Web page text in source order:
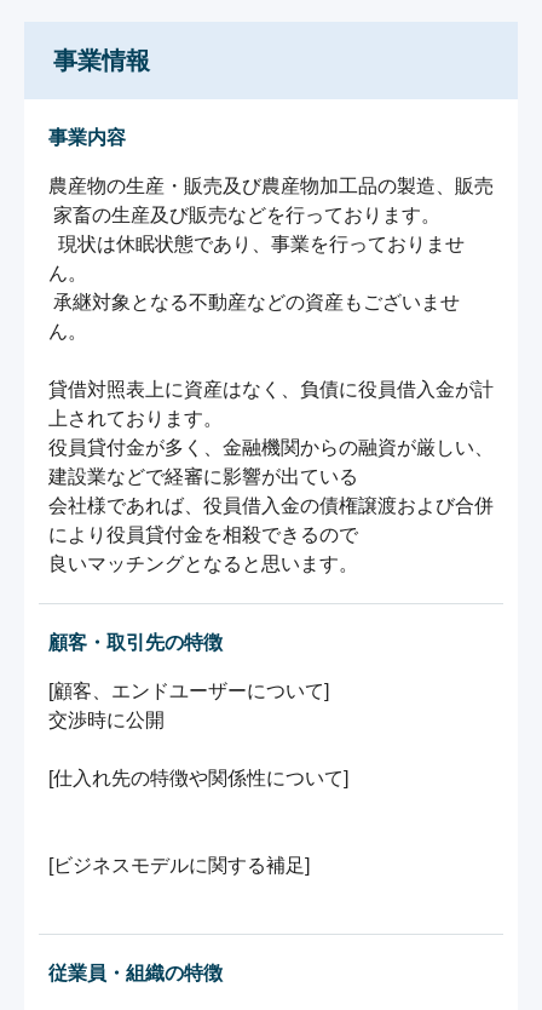
事業情報
事業内容
農産物の生産・販売及び農産物加工品の製造、販売
ん。
ん。
貸借対照表上に資産はなく、負債に役員借入金が計
上されております。
役員貸付金が多く、金融機関からの融資が厳しい、
建設業などで経審に影響が出ている
会社様であれば、役員借入金の債権譲渡および合併
により役員貸付金を相殺できるので
良いマッチングとなると思います。
顧客・取引先の特徴
[顧客、エンドユーザーについて]
交渉時に公開
[仕入れ先の特徴や関係性について]
[ビジネスモデルに関する補足]
従業員・組織の特徴